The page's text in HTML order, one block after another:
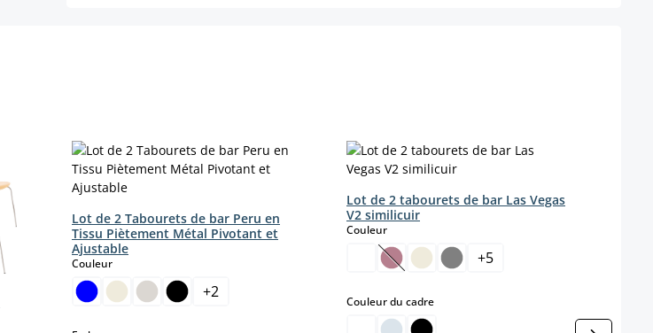
Lot de 2 Tabourets de bar Peru en
Tissu Piètement Métal Pivotant et
Ajustable
Couleurselect
+2
Lot de 2 tabourets de bar Las Vegas
V2 similicuir
Couleurselect
(Cette option n'est pas disponible pour le
+5
Couleur du cadreselect